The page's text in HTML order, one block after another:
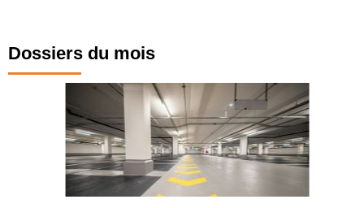
Dossiers du mois